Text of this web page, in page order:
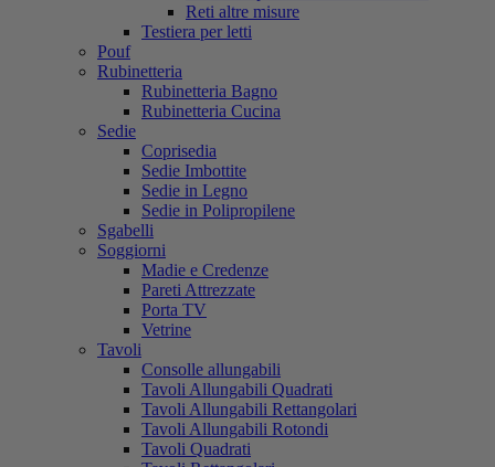
Reti altre misure
Testiera per letti
Pouf
Rubinetteria
Rubinetteria Bagno
Rubinetteria Cucina
Sedie
Coprisedia
Sedie Imbottite
Sedie in Legno
Sedie in Polipropilene
Sgabelli
Soggiorni
Madie e Credenze
Pareti Attrezzate
Porta TV
Vetrine
Tavoli
Consolle allungabili
Tavoli Allungabili Quadrati
Tavoli Allungabili Rettangolari
Tavoli Allungabili Rotondi
Tavoli Quadrati